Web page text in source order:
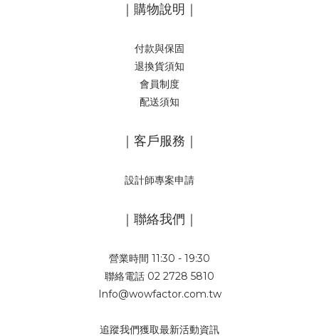
｜購物說明｜
付款與保固
退換貨須知
會員制度
配送須知
｜客戶服務｜
設計師專案申請
｜聯絡我們｜
營業時間 11:30 - 19:30
聯絡電話 02 2728 5810
Info@wowfactor.com.tw
追蹤我們獲取最新活動資訊